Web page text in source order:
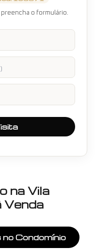
na Vila
Venda
Condomínio
o formulário.